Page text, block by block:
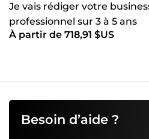
Je vais rédiger votre
professionnel sur 3 à 5 ans
À partir de 718,91 $US
Besoin d’aide ?